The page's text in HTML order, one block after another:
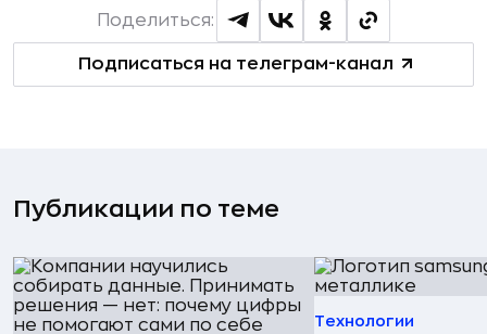
Подписаться на телеграм-канал
Поделиться:
Публикации по теме
Технологии